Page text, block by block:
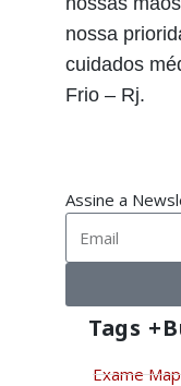
nossa
cuidados
Frio – Rj.
Assine a
Tags
Exame